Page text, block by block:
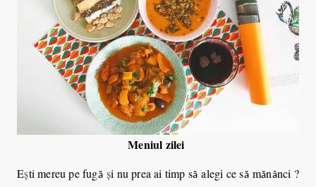
Meniul zilei
Eşti mereu pe fugă şi nu prea ai timp să alegi ce sămănânci ?